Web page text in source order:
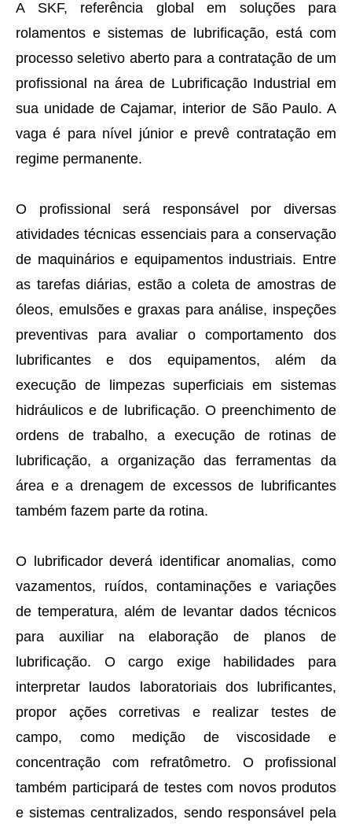
A SKF, referência global em soluções para
rolamentos e sistemas de lubrificação, está com
processo seletivo aberto para a contratação de um
profissional na área de Lubrificação Industrial em
sua unidade de Cajamar, interior de São Paulo. A
vaga é para nível júnior e prevê contratação em
regime permanente.
O profissional será responsável por diversas
atividades técnicas essenciais para a conservação
de maquinários e equipamentos industriais. Entre
as tarefas diárias, estão a coleta de amostras de
óleos, emulsões e graxas para análise, inspeções
preventivas para avaliar o comportamento dos
lubrificantes e dos equipamentos, além da
execução de limpezas superficiais em sistemas
hidráulicos e de lubrificação. O preenchimento de
ordens de trabalho, a execução de rotinas de
lubrificação, a organização das ferramentas da
área e a drenagem de excessos de lubrificantes
também fazem parte da rotina.
O lubrificador deverá identificar anomalias, como
vazamentos, ruídos, contaminações e variações
de temperatura, além de levantar dados técnicos
para auxiliar na elaboração de planos de
lubrificação. O cargo exige habilidades para
interpretar laudos laboratoriais dos lubrificantes,
propor ações corretivas e realizar testes de
campo, como medição de viscosidade e
concentração com refratômetro. O profissional
também participará de testes com novos produtos
e sistemas centralizados, sendo responsável pela